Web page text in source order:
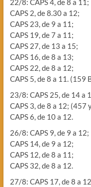
22/8: CAPS 4, de 8 a 11;
CAPS 2, de 8.30 a 12;
CAPS 23, de 9 a 11;
CAPS 19, de 7 a 11;
CAPS 27, de 13 a 15;
CAPS 16, de 8 a 13;
CAPS 22, de 8 a 12;
CAPS 5, de 8 a 11. (159
23/8: CAPS 25, de 14 a
CAPS 3, de 8 a 12; (457
CAPS 6, de 10 a 12.
26/8: CAPS 9, de 9 a 12;
CAPS 14, de 9 a 12;
CAPS 12, de 8 a 11;
CAPS 32, de 8 a 12.
27/8: CAPS 17, de 8 a